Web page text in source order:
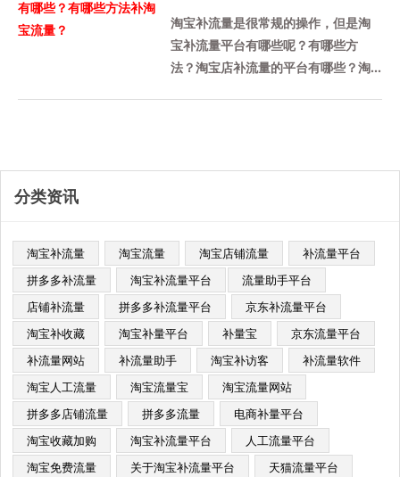
些？有哪些方法补淘宝流量？
淘宝补流量是很常规的操作，但是淘
宝补流量平台有哪些呢？有哪些方
法？淘宝店补流量的平台有哪些？淘
分类资讯
淘宝补流量 淘宝流量 淘宝店铺流量
补流量平台
拼多多补流量
淘宝补流量平台​
流量助手平台
店铺补流量
拼多多补流量平台
京东补流量平台
淘宝补收藏
淘宝补量平台 补量宝
京东流量平台
补流量网站
补流量助手 淘宝补访客
补流量软件
淘宝人工流量
淘宝流量宝
淘宝流量网站
拼多多店铺流量
拼多多流量
电商补量平台
淘宝收藏加购
淘宝补流量平台
人工流量平台
淘宝免费流量
关于淘宝补流量平台 天猫流量平台